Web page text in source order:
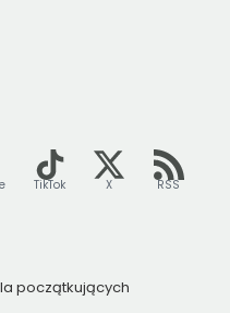
TikTok X RSS
początkujących